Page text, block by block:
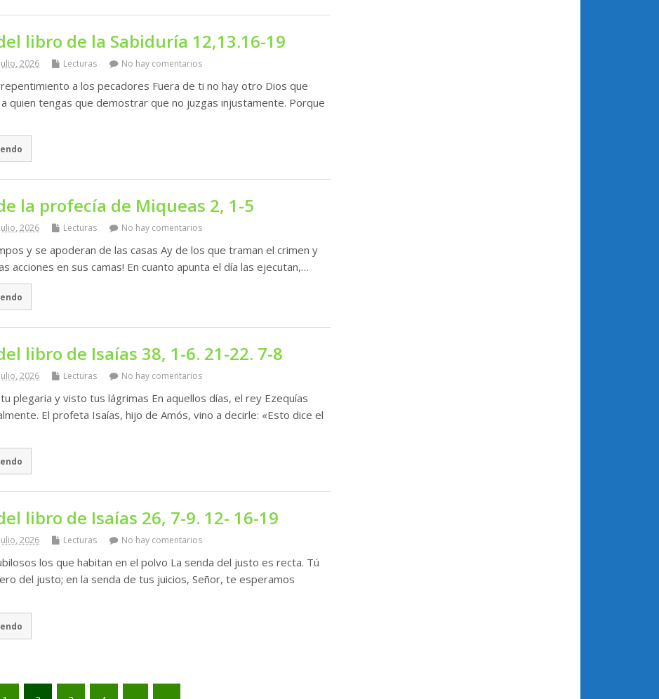
libro de la Sabiduría 12,13.16-19
2026 Lecturas No hay comentarios
a los pecadores Fuera de ti no hay otro Dios que
quien tengas que demostrar que no juzgas injustamente. Porque
la profecía de Miqueas 2, 1-5
2026 Lecturas No hay comentarios
y se apoderan de las casas Ay de los que traman el crimen y
acciones en sus camas! En cuanto apunta el día las ejecutan,…
libro de Isaías 38, 1-6. 21-22. 7-8
2026 Lecturas No hay comentarios
plegaria y visto tus lágrimas En aquellos días, el rey Ezequías
El profeta Isaías, hijo de Amós, vino a decirle: «Esto dice el
libro de Isaías 26, 7-9. 12- 16-19
2026 Lecturas No hay comentarios
los que habitan en el polvo La senda del justo es recta. Tú
del justo; en la senda de tus juicios, Señor, te esperamos